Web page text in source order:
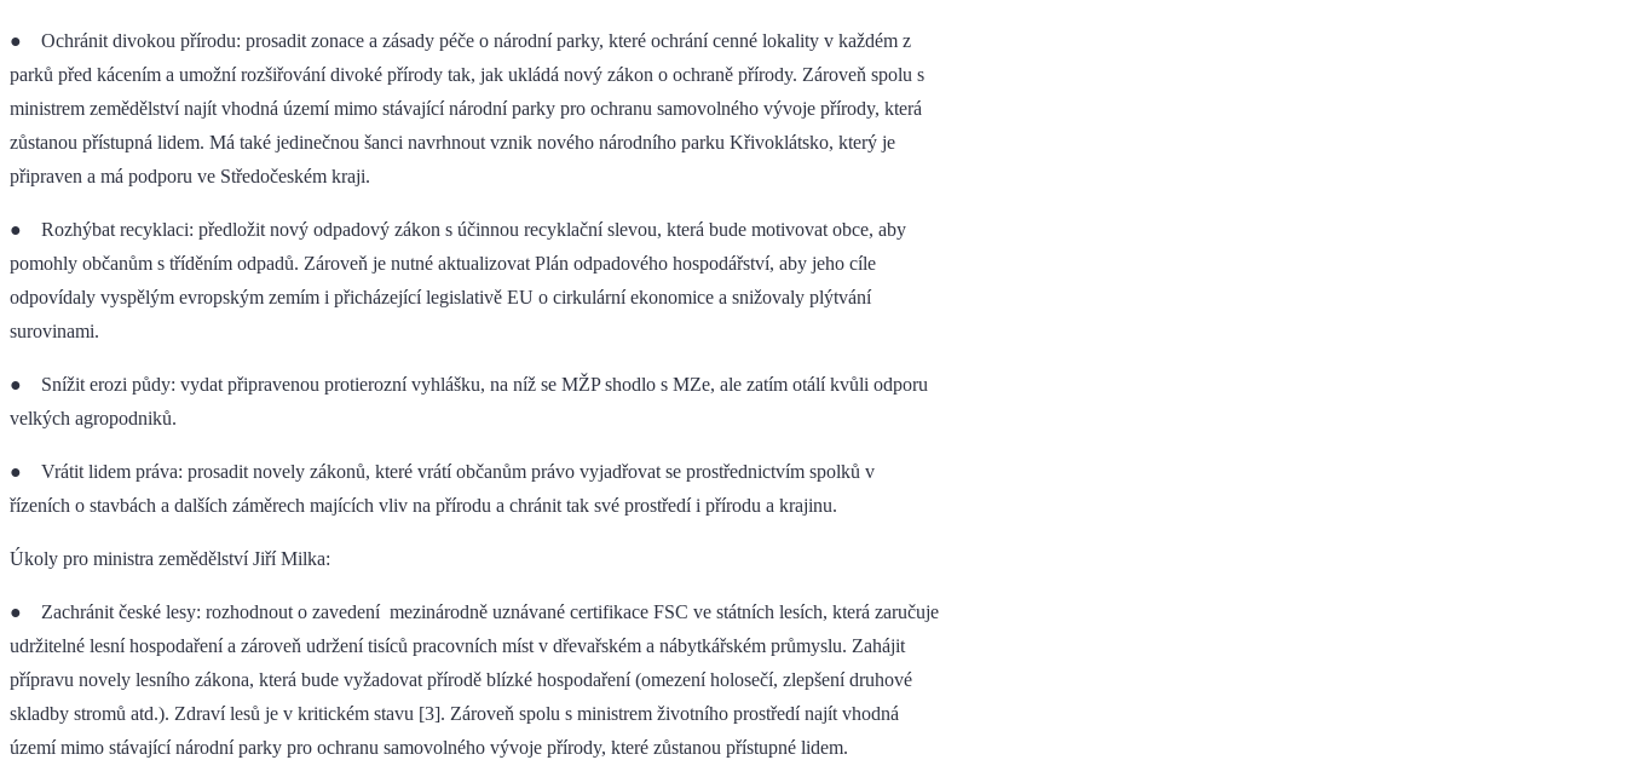
● Ochránit divokou přírodu: prosadit zonace a zásady péče o národní parky, které ochrání cenné lokality v každém z
parků před kácením a umožní rozšiřování divoké přírody tak, jak ukládá nový zákon o ochraně přírody. Zároveň spolu s
ministrem zemědělství najít vhodná území mimo stávající národní parky pro ochranu samovolného vývoje přírody, která
zůstanou přístupná lidem. Má také jedinečnou šanci navrhnout vznik nového národního parku Křivoklátsko, který je
připraven a má podporu ve Středočeském kraji.
● Rozhýbat recyklaci: předložit nový odpadový zákon s účinnou recyklační slevou, která bude motivovat obce, aby
pomohly občanům s tříděním odpadů. Zároveň je nutné aktualizovat Plán odpadového hospodářství, aby jeho cíle
odpovídaly vyspělým evropským zemím i přicházející legislativě EU o cirkulární ekonomice a snižovaly plýtvání
surovinami.
● Snížit erozi půdy: vydat připravenou protierozní vyhlášku, na níž se MŽP shodlo s MZe, ale zatím otálí kvůli odporu
velkých agropodniků.
● Vrátit lidem práva: prosadit novely zákonů, které vrátí občanům právo vyjadřovat se prostřednictvím spolků v
řízeních o stavbách a dalších záměrech majících vliv na přírodu a chránit tak své prostředí i přírodu a krajinu.
Úkoly pro ministra zemědělství Jiří Milka:
● Zachránit české lesy: rozhodnout o zavedení mezinárodně uznávané certifikace FSC ve státních lesích, která zaručuje
udržitelné lesní hospodaření a zároveň udržení tisíců pracovních míst v dřevařském a nábytkářském průmyslu. Zahájit
přípravu novely lesního zákona, která bude vyžadovat přírodě blízké hospodaření (omezení holosečí, zlepšení druhové
skladby stromů atd.). Zdraví lesů je v kritickém stavu [3]. Zároveň spolu s ministrem životního prostředí najít vhodná
území mimo stávající národní parky pro ochranu samovolného vývoje přírody, které zůstanou přístupné lidem.